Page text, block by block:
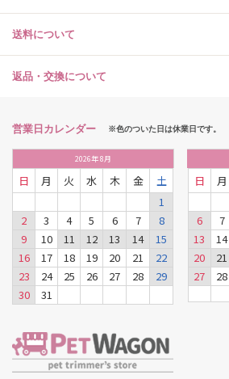
送料について
返品・交換について
営業日カレンダー ※色のついた日は休業日です。
2026年8月
日 月 火 水 木 金
土
1
2
3 4 5 6 7
8
9
10 11 12 13 14
15
16
17 18 19 20 21
22
23
24 25 26 27 28
29
30
31
日 月
6
7
13
14
20
21
27
28